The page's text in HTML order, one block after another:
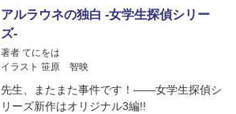
アルラウネの独白 -女学生探偵シリー
ズ-
著者 てにをは
イラスト 笹原 智映
先生、またまた事件です！――女学生探偵シ
リーズ新作はオリジナル3編!!